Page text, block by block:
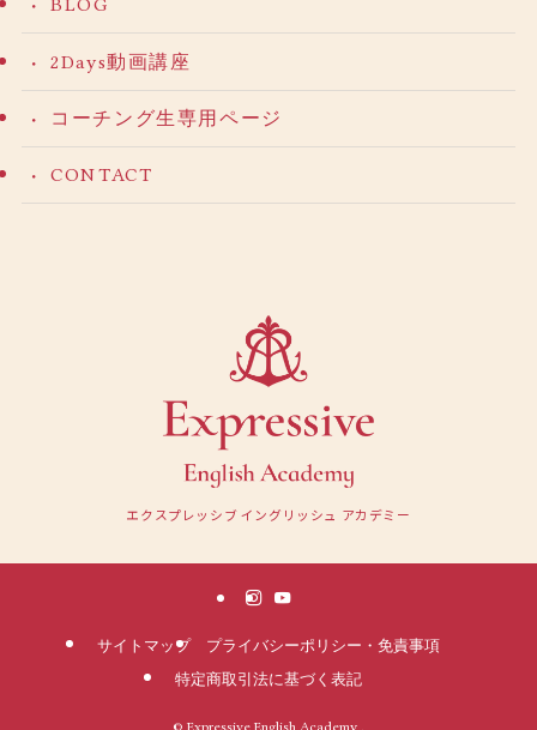
BLOG
2Days動画講座
コーチング生専用ページ
CONTACT
エクスプレッシブ イングリッシュ アカデミー
サイトマップ
プライバシーポリシー・免責事項
特定商取引法に基づく表記
© Expressive English Academy .